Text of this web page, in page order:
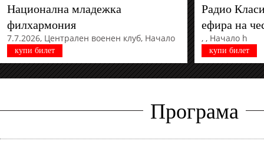
Национална младежка
филхармония
7.7.2026, Централен военен клуб, Начало
19:30h
купи билет
Радио
ефира на
, , Начало h
купи билет
Програма